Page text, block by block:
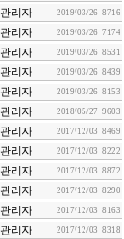
관리자 2019/03/26 8716
관리자 2019/03/26 7174
관리자 2019/03/26 8531
관리자 2019/03/26 8439
관리자 2019/03/26 8153
관리자 2018/05/27 9603
관리자 2017/12/03 8469
관리자 2017/12/03 8222
관리자 2017/12/03 8872
관리자 2017/12/03 8290
관리자 2017/12/03 8163
관리자 2017/12/03 8318